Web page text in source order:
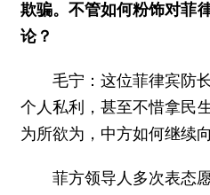
欺骗。不管如何粉饰对菲
论？
毛宁：这位菲律宾防
个人私利，甚至不惜拿民
为所欲为，中方如何继续
菲方领导人多次表态